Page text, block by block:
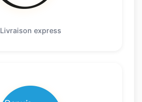
Livraison express